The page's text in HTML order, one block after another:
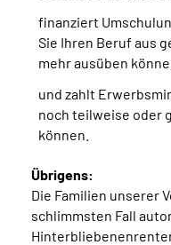
finanziert
Sie Ihren Beruf aus
mehr ausüben
und zahlt
noch teilweise oder
können.
Übrigens:
Die Familien unserer
schlimmsten Fall